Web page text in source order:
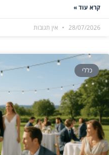
קרא עוד »
28/07/2026 אין תגובות
כללי